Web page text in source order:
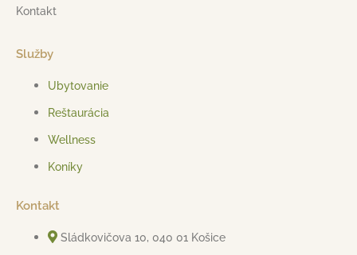
Kontakt
Služby
Ubytovanie
Reštaurácia
Wellness
Koníky
Kontakt
Sládkovičova 10, 040 01 Košice